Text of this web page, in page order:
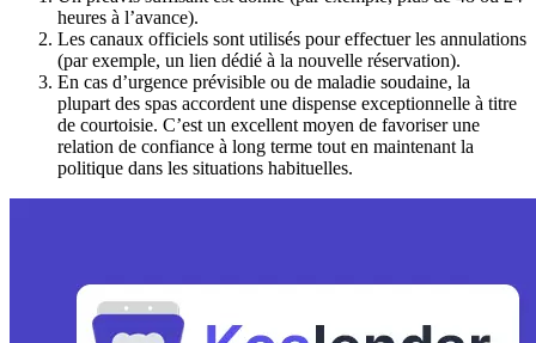
heures à l’avance).
Les canaux officiels sont utilisés pour effectuer les annulations
(par exemple, un lien dédié à la nouvelle réservation).
En cas d’urgence prévisible ou de maladie soudaine, la
plupart des spas accordent une dispense exceptionnelle à titre
de courtoisie. C’est un excellent moyen de favoriser une
relation de confiance à long terme tout en maintenant la
politique dans les situations habituelles.